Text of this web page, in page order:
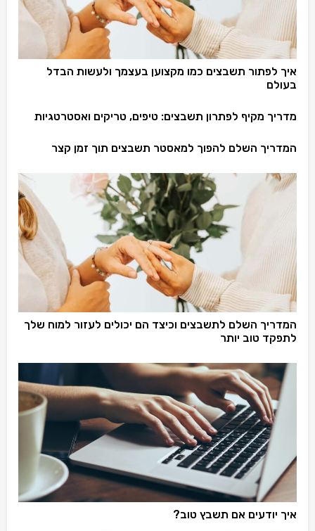
איך לפתור תשבצים כמו מקצוען בעצמך ולעשות הבדל
בעולם
מדריך מקיף לפתרון תשבצים: טיפים, טריקים ואסטרטגיות
המדריך השלם להפוך למאסטר תשבצים תוך זמן קצר
המדריך השלם לתשבצים וכיצד הם יכולים לעזור למוח שלך
לתפקד טוב יותר
איך יודעים אם תשבץ טוב?